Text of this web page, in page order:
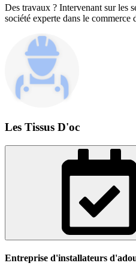
Des travaux ? Intervenant sur les
société experte dans le commerce
Les Tissus D'oc
Entreprise d'installateurs